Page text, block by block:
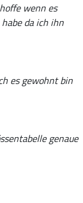
wenn es
da ich ihn
es gewohnt bin
genaue